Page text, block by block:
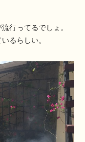
行ってるでしょ。
るらしい。